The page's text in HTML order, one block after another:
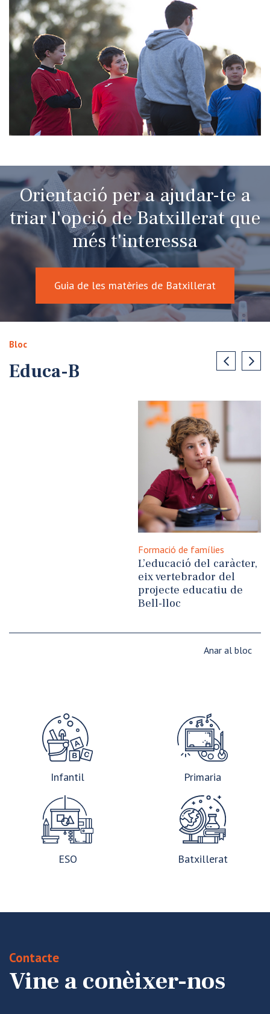
Orientació per a ajudar-te a
triar l'opció de Batxillerat que
més t'interessa
Guia de les matèries de Batxillerat
Bloc
Educa-B
Formació de famílies
L’educació del caràcter,
eix vertebrador del
projecte educatiu de
Bell-lloc
Anar al bloc
Infantil Primaria
ESO Batxillerat
Contacte
Vine a conèixer-nos